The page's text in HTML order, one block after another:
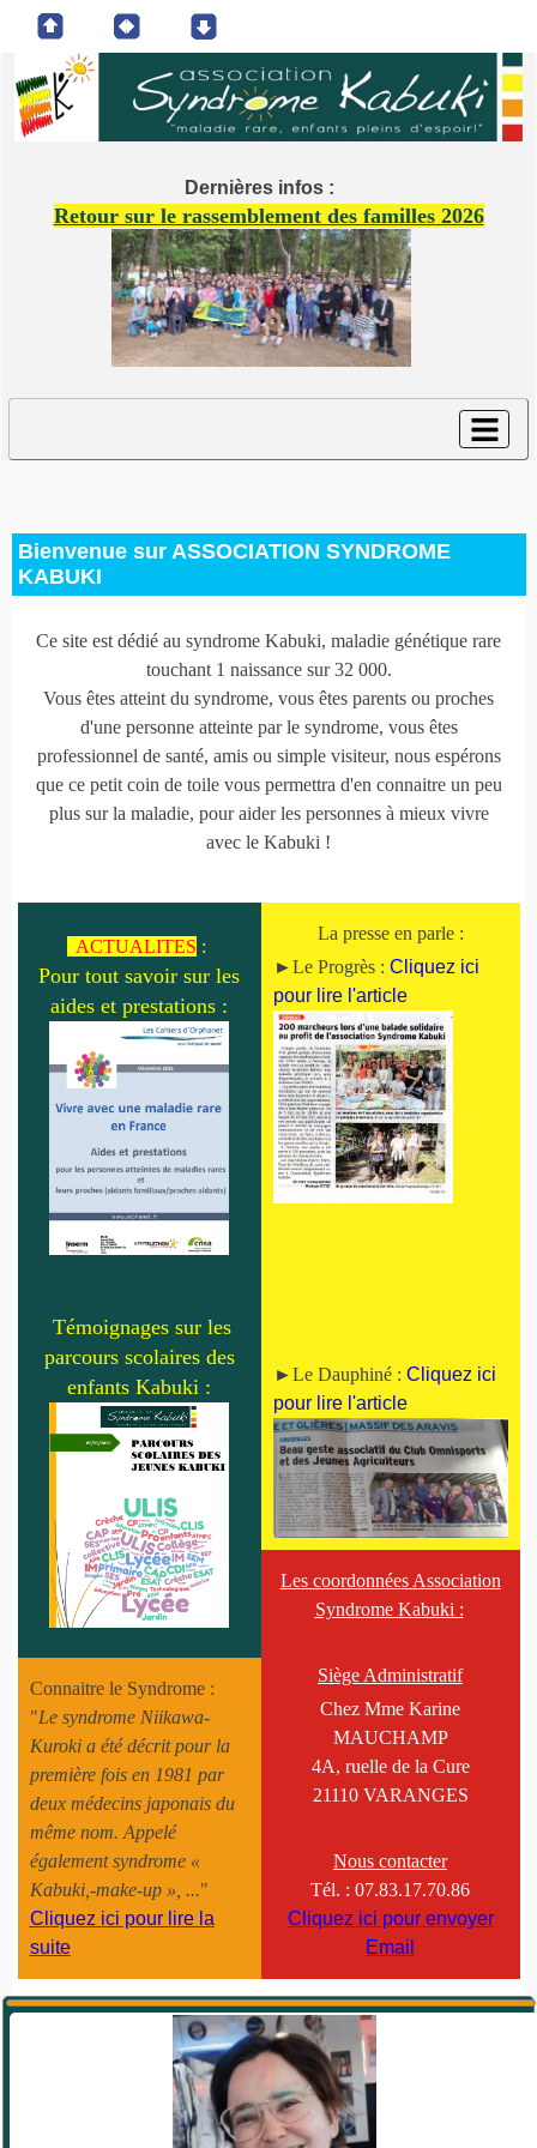
Dernières infos :
Retour sur le rassemblement des familles 2026
Bienvenue sur ASSOCIATION SYNDROME
KABUKI
Ce site est dédié au syndrome Kabuki, maladie génétique rare
touchant 1 naissance sur 32 000.
Vous êtes atteint du syndrome, vous êtes parents ou proches
d'une personne atteinte par le syndrome, vous êtes
professionnel de santé, amis ou simple visiteur, nous espérons
que ce petit coin de toile vous permettra d'en connaitre un peu
plus sur la maladie, pour aider les personnes à mieux vivre
avec le Kabuki !
ACTUALITES :
Pour tout savoir sur les
aides et prestations :
Témoignages sur les
parcours scolaires des
enfants Kabuki :
La presse en parle :
►Le Progrès : Cliquez ici
pour lire l'article
►Le Dauphiné : Cliquez ici
pour lire l'article
Les coordonnées Association
Syndrome Kabuki :
Siège Administratif
Chez Mme Karine
MAUCHAMP
4A, ruelle de la Cure
21110 VARANGES
Nous contacter
Tél. : 07.83.17.70.86
Cliquez ici pour envoyer
Email
Connaitre le Syndrome :
"Le syndrome Niikawa-
Kuroki a été décrit pour la
première fois en 1981 par
deux médecins japonais du
même nom. Appelé
également syndrome «
Kabuki,-make-up », ..."
Cliquez ici pour lire la
suite